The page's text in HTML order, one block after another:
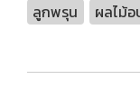
ลูกพรุน ผลไม้